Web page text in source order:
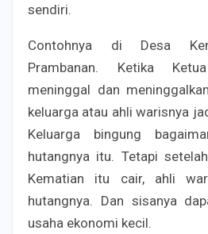
sendiri.
Contohnya di Desa
Prambanan. Ketika
meninggal dan
keluarga atau ahli warisnya
Keluarga bingung
hutangnya itu. Tetapi
Kematian itu cair, ahli
hutangnya. Dan sisanya
usaha ekonomi kecil.